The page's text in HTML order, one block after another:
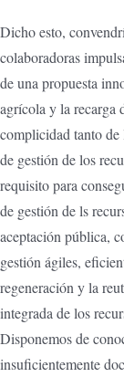
Dicho esto,
colaboradoras
de una propuesta
agrícola y la recarga
complicidad tanto
de gestión de los
requisito para
de gestión de ls
aceptación pública,
gestión ágiles,
regeneración y la
integrada de los
Disponemos de
insuficientemente